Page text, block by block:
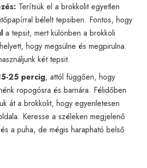
Terítsük el a brokkolit egyetlen
bélelt tepsiben. Fontos, hogy
a tepsit, mert különben a brokkoli
hogy megsülne és megpirulna.
két tepsit.
25 percig, attól függően, hogy
ropogósra és barnára. Félidőben
át a brokkolit, hogy egyenletesen
Keresse a széleken megjelenő
a puha, de mégis harapható belső